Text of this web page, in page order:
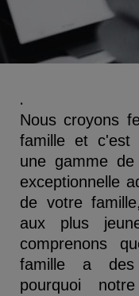
.
Nous croyons
famille et c'est
une gamme
exceptionnelle
de votre
aux plus
comprenons
famille a des
pourquoi